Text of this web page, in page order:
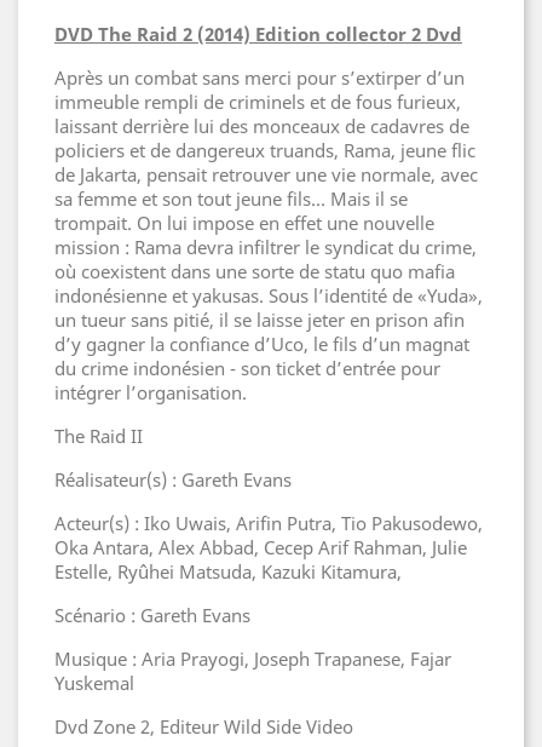
DVD The Raid 2 (2014) Edition collector 2 Dvd
Après un combat sans merci pour s’extirper d’un
immeuble rempli de criminels et de fous furieux,
laissant derrière lui des monceaux de cadavres de
policiers et de dangereux truands, Rama, jeune flic
de Jakarta, pensait retrouver une vie normale, avec
sa femme et son tout jeune fils… Mais il se
trompait. On lui impose en effet une nouvelle
mission : Rama devra infiltrer le syndicat du crime,
où coexistent dans une sorte de statu quo mafia
indonésienne et yakusas. Sous l’identité de «Yuda»,
un tueur sans pitié, il se laisse jeter en prison afin
d’y gagner la confiance d’Uco, le fils d’un magnat
du crime indonésien - son ticket d’entrée pour
intégrer l’organisation.
The Raid II
Réalisateur(s) : Gareth Evans
Acteur(s) : Iko Uwais, Arifin Putra, Tio Pakusodewo,
Oka Antara, Alex Abbad, Cecep Arif Rahman, Julie
Estelle, Ryûhei Matsuda, Kazuki Kitamura,
Scénario : Gareth Evans
Musique : Aria Prayogi, Joseph Trapanese, Fajar
Yuskemal
Dvd Zone 2, Editeur Wild Side Video